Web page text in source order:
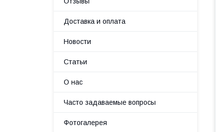
Доставка и оплата
Новости
Статьи
О нас
Часто задаваемые вопросы
Фотогалерея